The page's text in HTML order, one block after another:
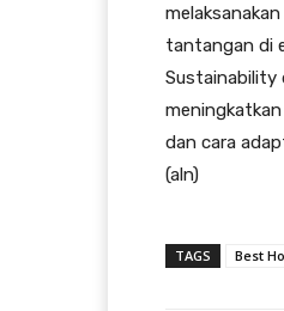
tantangan di
Sustainability
dan cara
(aln)
TAGS Best